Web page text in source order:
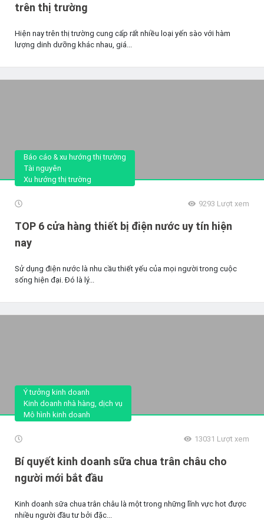
trên thị trường
Hiện nay trên thị trường cung cấp rất nhiều loại yến sào với hàm
lượng dinh dưỡng khác nhau, giá...
Báo cáo & xu hướng thị trường
Tài nguyên
Xu hướng thị trường
9293 Lượt xem
TOP 6 cửa hàng thiết bị điện nước uy tín hiện
nay
Sử dụng điện nước là nhu cầu thiết yếu của mọi người trong cuộc
sống hiện đại. Đó là lý...
Ý tưởng kinh doanh
Kinh doanh nhà hàng, dịch vụ
Mô hình kinh doanh
13031 Lượt xem
Bí quyết kinh doanh sữa chua trân châu cho
người mới bắt đầu
Kinh doanh sữa chua trân châu là một trong những lĩnh vực hot được
nhiều người đầu tư bởi đặc...